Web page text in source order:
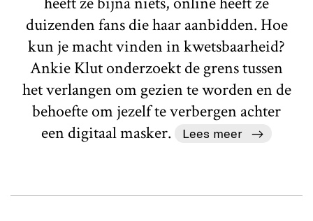
duizenden fans die haar aanbidden. Hoe
kun je macht vinden in kwetsbaarheid?
Ankie Klut onderzoekt de grens tussen
het verlangen om gezien te worden en de
behoefte om jezelf te verbergen achter
een digitaal masker.
Lees meer